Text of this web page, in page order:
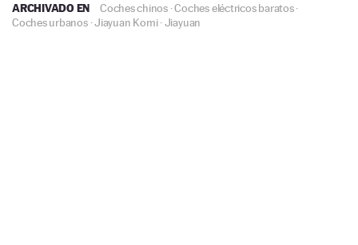
ARCHIVADO EN Coches chinos ·Coches eléctricos baratos·
Coches urbanos·Jiayuan Komi·Jiayuan